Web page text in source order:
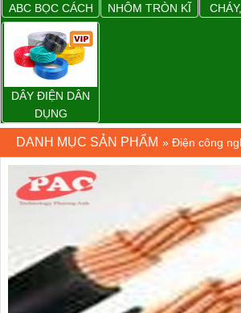
ABC BỌC CÁCH
ĐIỆN XLPE
NHÔM TRÒN KĨ
DÂY ĐIỆN DÂN
DỤNG
DANH MỤC SẢN PHẨM » Điện công